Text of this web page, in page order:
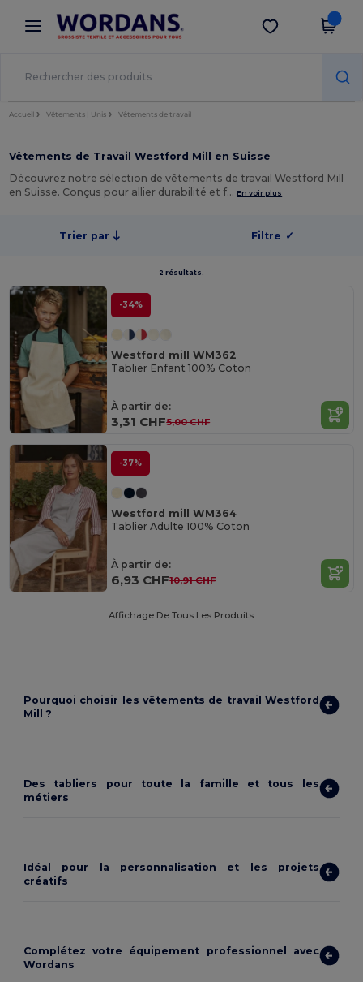
× Appli Wordans
Meilleurs prix sur l’app !
Obtenir l'appli
Accueil Vêtements | Unis Vêtements de travail
Vêtements de Travail Westford Mill en Suisse
Découvrez notre sélection de vêtements de travail Westford Mill
en Suisse. Conçus pour allier durabilité et f… En voir plus
Trier par Filtre ✓
2 résultats.
-34%
Westford mill WM362
Tablier Enfant 100% Coton
À partir de:
3,31 CHF5,00 CHF
-37%
Westford mill WM364
Tablier Adulte 100% Coton
À partir de:
6,93 CHF10,91 CHF
Affichage De Tous Les Produits.
Pourquoi choisir les vêtements de travail Westford
Mill ?
Des tabliers pour toute la famille et tous les
métiers
Idéal pour la personnalisation et les projets
créatifs
Complétez votre équipement professionnel avec
Wordans